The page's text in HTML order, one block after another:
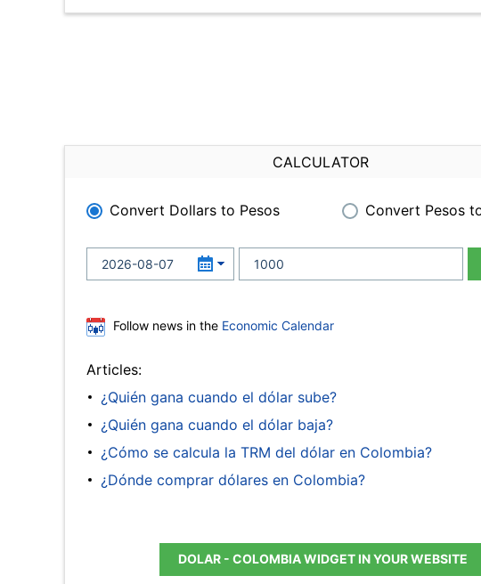
CALCULATOR
Convert Dollars to Pesos Convert Pesos
Follow news in the Economic Calendar
Articles:
¿Quién gana cuando el dólar sube?
¿Quién gana cuando el dólar baja?
¿Cómo se calcula la TRM del dólar en Colombia?
¿Dónde comprar dólares en Colombia?
DOLAR - COLOMBIA WIDGET IN YOUR WEBSITE